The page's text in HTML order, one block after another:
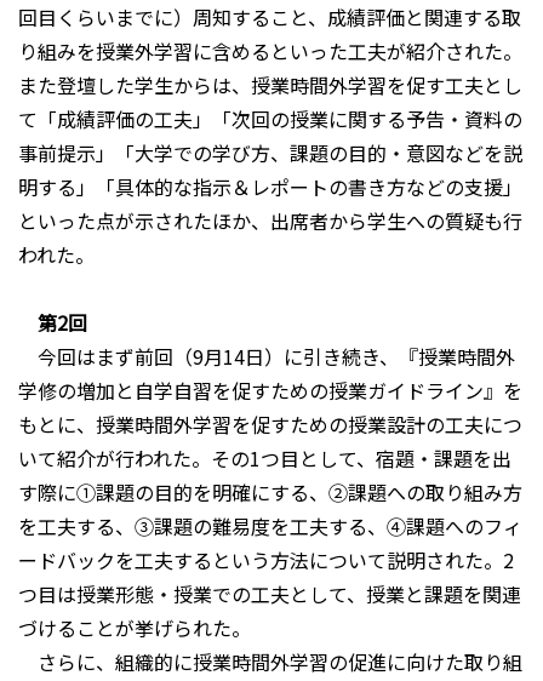
回目くらいまでに）周知すること、成績評価と関連する取
り組みを授業外学習に含めるといった工夫が紹介された。
また登壇した学生からは、授業時間外学習を促す工夫とし
て「成績評価の工夫」「次回の授業に関する予告・資料の
事前提示」「大学での学び方、課題の目的・意図などを説
明する」「具体的な指示＆レポートの書き方などの支援」
といった点が示されたほか、出席者から学生への質疑も行
われた。
第2回
今回はまず前回（9月14日）に引き続き、『授業時間外
学修の増加と自学自習を促すための授業ガイドライン』を
もとに、授業時間外学習を促すための授業設計の工夫につ
いて紹介が行われた。その1つ目として、宿題・課題を出
す際に①課題の目的を明確にする、②課題への取り組み方
を工夫する、③課題の難易度を工夫する、④課題へのフィ
ードバックを工夫するという方法について説明された。2
つ目は授業形態・授業での工夫として、授業と課題を関連
づけることが挙げられた。
さらに、組織的に授業時間外学習の促進に向けた取り組